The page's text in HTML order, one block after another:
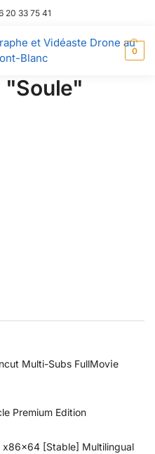
20 33 75 41
et Vidéaste Drone au
Blanc
0
"Soule"
Multi-Subs FullMov𝗂e
Premium Edition
x86x64 [Stable] Multilingual